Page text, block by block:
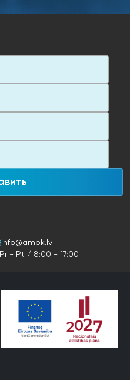
info@ambk.lv
Pr - Pt / 8:00 - 17:00